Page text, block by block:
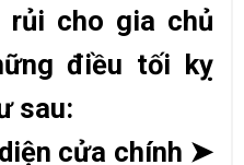
rủi cho gia chủ
điều tối kỵ
sau:
cửa chính ➤